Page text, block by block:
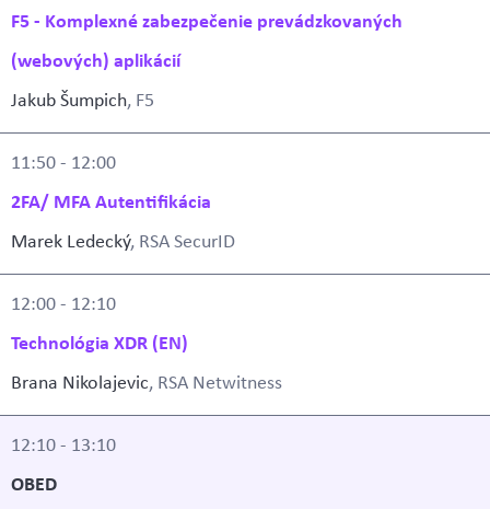
F5 - Komplexné zabezpečenie prevádzkovaných
(webových) aplikácií
Jakub Šumpich, F5
11:50 - 12:00
2FA/ MFA Autentifikácia
Marek Ledecký, RSA SecurID
12:00 - 12:10
Technológia XDR (EN)
Brana Nikolajevic, RSA Netwitness
12:10 - 13:10
OBED